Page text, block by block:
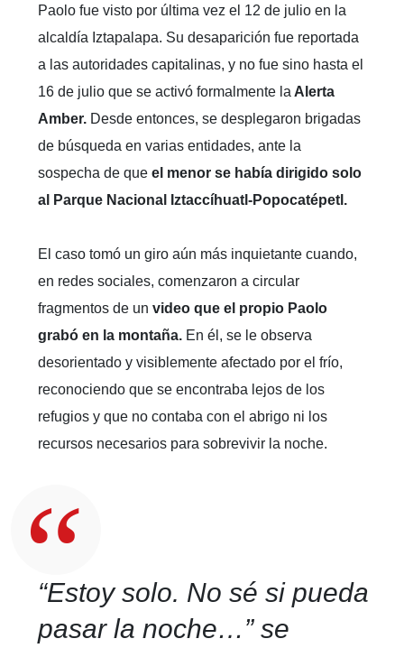
Paolo fue visto por última vez el 12 de julio en la
alcaldía Iztapalapa. Su desaparición fue reportada
a las autoridades capitalinas, y no fue sino hasta el
16 de julio que se activó formalmente la Alerta
Amber. Desde entonces, se desplegaron brigadas
de búsqueda en varias entidades, ante la
sospecha de que el menor se había dirigido solo
al Parque Nacional Iztaccíhuatl-Popocatépetl.
El caso tomó un giro aún más inquietante cuando,
en redes sociales, comenzaron a circular
fragmentos de un video que el propio Paolo
grabó en la montaña. En él, se le observa
desorientado y visiblemente afectado por el frío,
reconociendo que se encontraba lejos de los
refugios y que no contaba con el abrigo ni los
recursos necesarios para sobrevivir la noche.
“Estoy solo. No sé si pueda
pasar la noche…”se